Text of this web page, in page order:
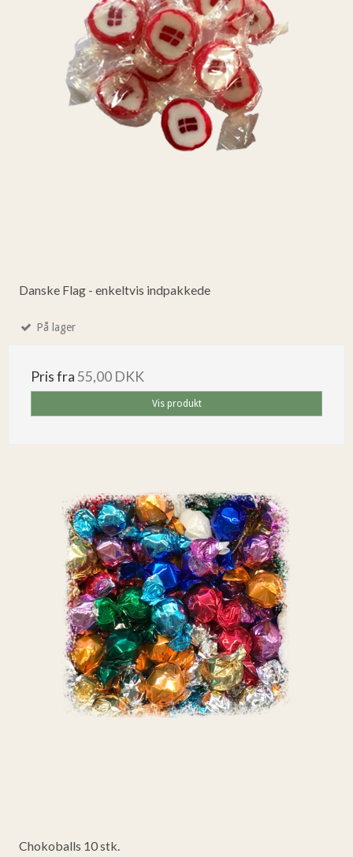
Danske Flag - enkeltvis indpakkede
På lager
Pris fra55,00 DKK
Vis produkt
Chokoballs 10 stk.